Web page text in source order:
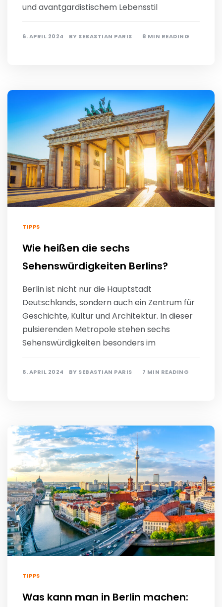
und avantgardistischem Lebensstil
6. APRIL 2024 BY SEBASTIAN PARIS 8 MIN READING
TIPPS
Wie heißen die sechs
Sehenswürdigkeiten Berlins?
Berlin ist nicht nur die Hauptstadt
Deutschlands, sondern auch ein Zentrum für
Geschichte, Kultur und Architektur. In dieser
pulsierenden Metropole stehen sechs
Sehenswürdigkeiten besonders im
6. APRIL 2024 BY SEBASTIAN PARIS 7 MIN READING
TIPPS
Was kann man in Berlin machen: